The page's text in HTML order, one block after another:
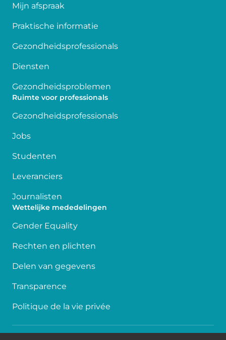
Mijn afspraak
Praktische informatie
Gezondheidsprofessionals
Diensten
Gezondheidsproblemen
Ruimte voor professionals
Gezondheidsprofessionals
Jobs
Studenten
Leveranciers
Journalisten
Wettelijke mededelingen
Gender Equality
Rechten en plichten
Delen van gegevens
Transparence
Politique de la vie privée